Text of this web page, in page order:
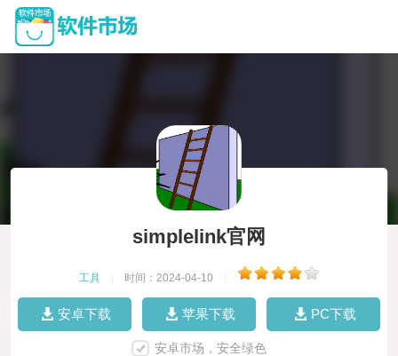
simplelink官网
工具 时间：2024-04-10
安卓下载 苹果下载 PC下载
安卓市场，安全绿色